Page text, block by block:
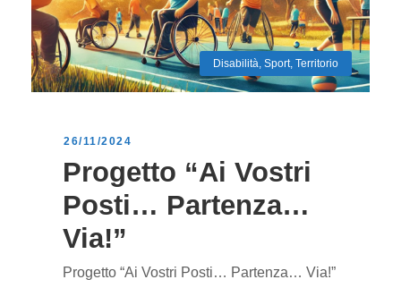
Disabilità, Sport, Territorio
26/11/2024
Progetto “Ai Vostri
Posti… Partenza…
Via!”
Progetto “Ai Vostri Posti… Partenza… Via!”